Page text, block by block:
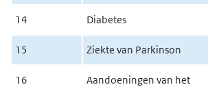
14 Diabetes
15 Ziekte van Parkinson
16
Aandoeningen van het